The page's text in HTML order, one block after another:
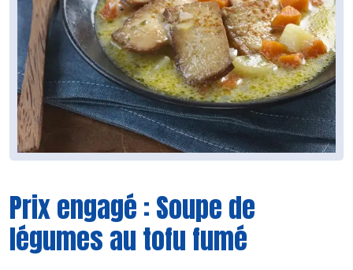
Prix engagé : Soupe de
légumes au tofu fumé